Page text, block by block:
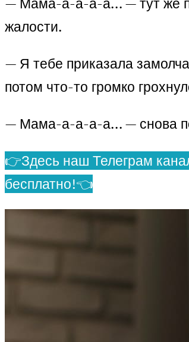
жалости.
— Я тебе приказала
потом что-то громко
— Мама-а-а-а-а… — снова
👉Здесь наш Телеграм
бесплатно!👈